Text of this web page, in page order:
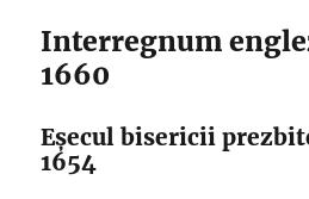
Interregnum
1660
Eșecul bisericii
1654